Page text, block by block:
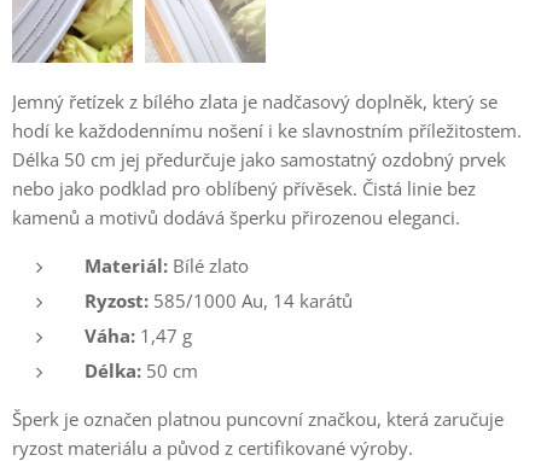
Jemný řetízek z bílého zlata je nadčasový doplněk, který se
hodí ke každodennímu nošení i ke slavnostním příležitostem.
Délka 50 cm jej předurčuje jako samostatný ozdobný prvek
nebo jako podklad pro oblíbený přívěsek. Čistá linie bez
kamenů a motivů dodává šperku přirozenou eleganci.
Materiál: Bílé zlato
Ryzost: 585/1000 Au, 14 karátů
Váha: 1,47 g
Délka: 50 cm
Šperk je označen platnou puncovní značkou, která zaručuje
ryzost materiálu a původ z certifikované výroby.